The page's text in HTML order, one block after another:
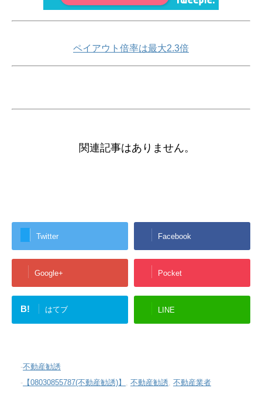
ペイアウト倍率は最大2.3倍
関連記事はありません。
Twitter Facebook
Google+ Pocket
B! はてブ LINE
-不動産勧誘
- 【08030855787(不動産勧誘)】 不動産勧誘 不動産業者